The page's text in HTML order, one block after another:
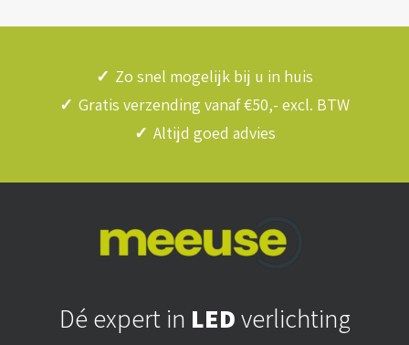
✓ Zo snel mogelijk bij u in huis
✓ Gratis verzending vanaf €50,- excl. BTW
✓ Altijd goed advies
Dé expert in LEDverlichting